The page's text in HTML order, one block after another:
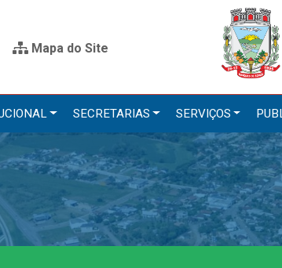
Mapa do Site
SECRETARIAS SERVIÇOS
Secretarias
Administração
Agricultura e Meio Ambiente